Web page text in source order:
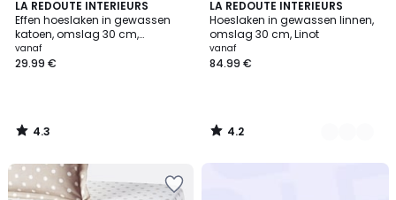
LA REDOUTE INTERIEURS
Effen hoeslaken in gewassen
katoen, omslag 30 cm,
Scenario
vanaf
29.99 €
4.3
/ 5
4.3
/
LA REDOUTE INTERIEURS
Hoeslaken in gewassen linnen,
omslag 30 cm, Linot
vanaf
84.99 €
4.2
/ 5
21
Kleuren
4.2
/